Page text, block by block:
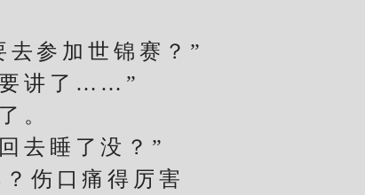
参加世锦赛？”
讲了……”
。
去睡了没？”
伤口痛得厉害